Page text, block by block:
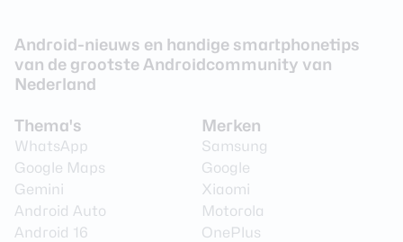
Android-nieuws en handige smartphonetips
van de grootste Androidcommunity van
Nederland
Thema's
WhatsApp
Google Maps
Gemini
Android Auto
Android 16
Merken
Samsung
Google
Xiaomi
Motorola
OnePlus